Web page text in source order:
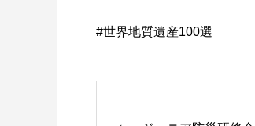
#世界地質遺産100選